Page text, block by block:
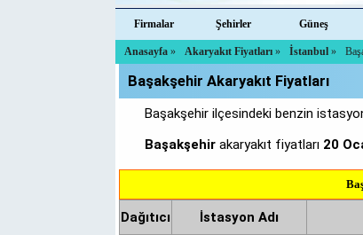
Firmalar Şehirler Güneş
Anasayfa » Akaryakıt Fiyatları » İstanbul »
Başakşehir Akaryakıt Fiyatları
Başakşehir ilçesindeki benzin
Başakşehir akaryakıt fiyatları 20
Dağıtıcı İstasyon Adı